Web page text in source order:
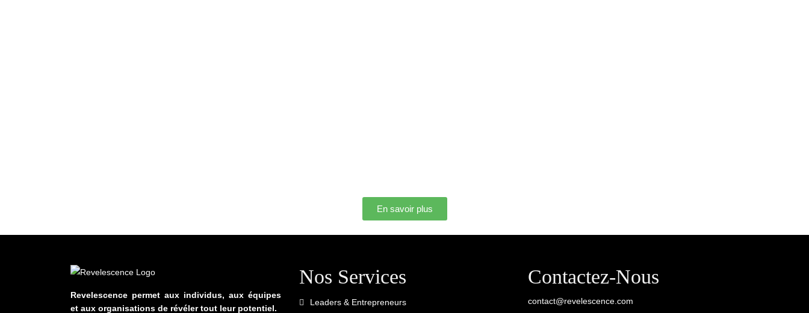
En savoir plus
Revelescence permet aux individus, aux équipes
et aux organisations de révéler tout leur potentiel.
Nos Services
Leaders & Entrepreneurs
Contactez-Nous
contact@revelescence.com